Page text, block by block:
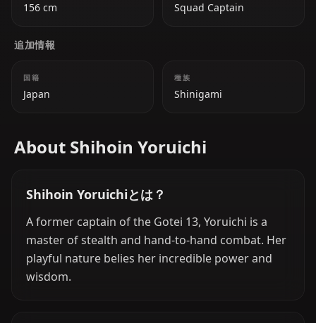
156 cm Squad Captain
追加情報
国籍
Japan
種族
Shinigami
About Shihoin Yoruichi
Shihoin Yoruichiとは？
A former captain of the Gotei 13, Yoruichi is a
master of stealth and hand-to-hand combat. Her
playful nature belies her incredible power and
wisdom.